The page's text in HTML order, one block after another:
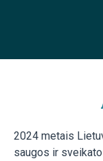
2024 metais
saugos ir